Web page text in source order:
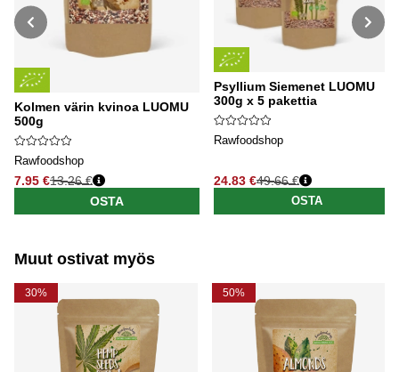
Kolmen värin kvinoa LUOMU
500g
Rawfoodshop
7.95 €
Normaali hinta
13.26 €
OSTA
Psyllium Siemenet LUOMU
300g x 5 pakettia
Rawfoodshop
24.83 €
Normaali hinta
49.66 €
OSTA
Muut ostivat myös
30% 50%